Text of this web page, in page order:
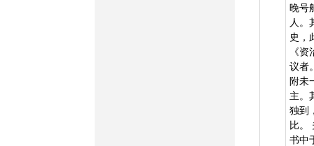
晚号
人。
史，
《
议者
附未
主。
独到
比。
书中